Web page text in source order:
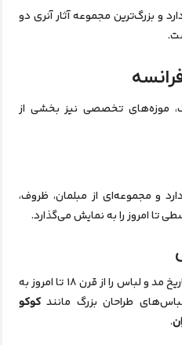
و بزرگ‌ترین مجموعه آثار آنری دو
موزه‌های تخصصی نیز بخشی از
و مجموعه‌ای از مبلمان، ظروف،
تا امروز را به نمایش می‌گذارد.
این موزه در کاخ گالیرا قرار دارد و تاریخ مد و لباس را از قرن ۱۸ تا امروز به
طراحان بزرگ مانند کوکو
.